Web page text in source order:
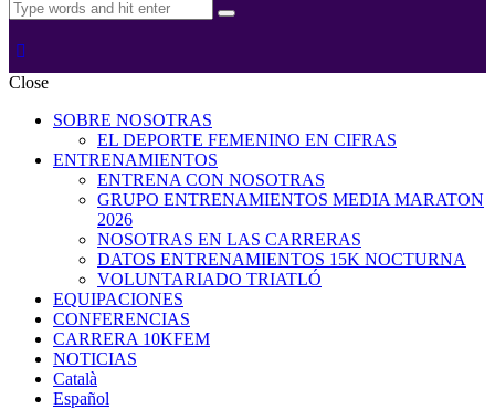
Close
SOBRE NOSOTRAS
EL DEPORTE FEMENINO EN CIFRAS
ENTRENAMIENTOS
ENTRENA CON NOSOTRAS
GRUPO ENTRENAMIENTOS MEDIA MARATON
2026
NOSOTRAS EN LAS CARRERAS
DATOS ENTRENAMIENTOS 15K NOCTURNA
VOLUNTARIADO TRIATLÓ
EQUIPACIONES
CONFERENCIAS
CARRERA 10KFEM
NOTICIAS
Català
Español